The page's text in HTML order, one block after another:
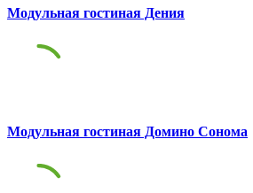
Модульная гостиная Дения
Модульная гостиная Домино Сонома